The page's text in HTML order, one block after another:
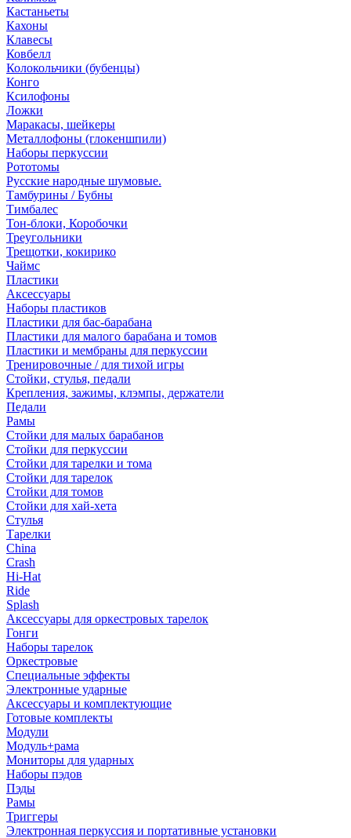
Кастаньеты
Кахоны
Клавесы
Ковбелл
Колокольчики (бубенцы)
Конго
Ксилофоны
Ложки
Маракасы, шейкеры
Металлофоны (глокеншпили)
Наборы перкуссии
Рототомы
Русские народные шумовые.
Тамбурины / Бубны
Тимбалес
Тон-блоки, Коробочки
Треугольники
Трещотки, кокирико
Чаймс
Пластики
Аксессуары
Наборы пластиков
Пластики для бас-барабана
Пластики для малого барабана и томов
Пластики и мембраны для перкуссии
Тренировочные / для тихой игры
Стойки, стулья, педали
Крепления, зажимы, клэмпы, держатели
Педали
Рамы
Стойки для малых барабанов
Стойки для перкуссии
Стойки для тарелки и тома
Стойки для тарелок
Стойки для томов
Стойки для хай-хета
Стулья
Тарелки
China
Crash
Hi-Hat
Ride
Splash
Аксессуары для оркестровых тарелок
Гонги
Наборы тарелок
Оркестровые
Специальные эффекты
Электронные ударные
Аксессуары и комплектующие
Готовые комплекты
Модули
Модуль+рама
Мониторы для ударных
Наборы пэдов
Пэды
Рамы
Триггеры
Электронная перкуссия и портативные установки